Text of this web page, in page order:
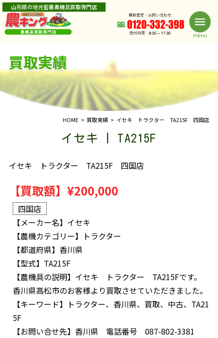
山形県の地元密着農機具買取専門店
買取実績
HOME 買取実績 イセキ トラクター TA215F 四国店
イセキ | TA215F
イセキ トラクター TA215F 四国店
【買取額】 ¥200,000
四国店
【メーカー名】 イセキ
【農機カテゴリー】
トラクター
【都道府県】 香川県
【型式】 TA215F
【農機具の説明】 イセキ トラクター TA215Fです。
香川県高松市のお客様より買取させていただきました。
【キーワード】
トラクター、香川県、買取、中古、TA21
5F
【お問い合せ先】 香川県 電話番号 087-802-3381